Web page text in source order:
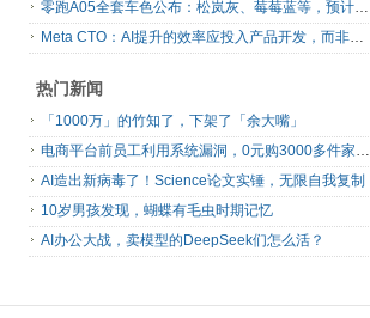
零跑A05全套车色公布：松岚灰、莓莓蓝等，预计明日上市
Meta CTO：AI提升的效率应投入产品开发，而非增加休假
热门新闻
「1000万」的竹知了，下架了「余大嘴」
电商平台前员工利用系统漏洞，0元购3000多件家电！
AI造出新病毒了！Science论文实锤，无限自我复制
10岁男孩发现，蝴蝶有毛虫时期记忆
AI办公大战，卖模型的DeepSeek们怎么活？